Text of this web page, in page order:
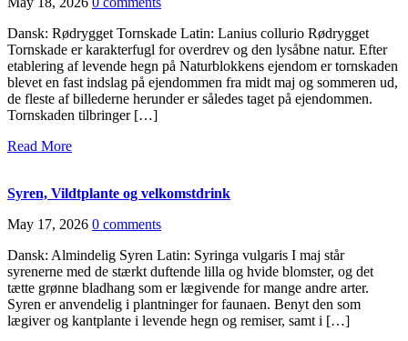
Dansk: Rødrygget Tornskade Latin: Lanius collurio Rødrygget
Tornskade er karakterfugl for overdrev og den lysåbne natur. Efter
etablering af levende hegn på Naturblokkens ejendom er tornskaden
blevet en fast indslag på ejendommen fra midt maj og sommeren ud,
de fleste af billederne herunder er således taget på ejendommen.
Tornskaden tilbringer […]
Read More
Syren, Vildtplante og velkomstdrink
May 17, 2026 0 comments
Dansk: Almindelig Syren Latin: Syringa vulgaris I maj står
syrenerne med de stærkt duftende lilla og hvide blomster, og det
tætte grønne bladhang som er lægivende for mange andre arter.
Syren er anvendelig i plantninger for faunaen. Benyt den som
lægiver og kantplante i levende hegn og remiser, samt i […]